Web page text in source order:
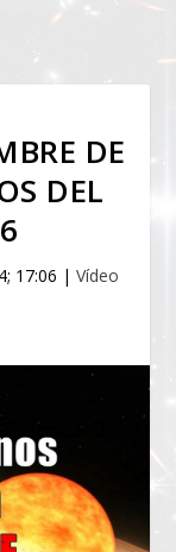
DE
DEL
17:06 | Vídeo